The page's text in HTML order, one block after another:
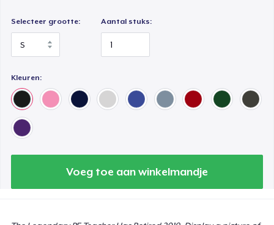
Selecteer grootte: Aantal stuks:
Kleuren:
Voeg toe aan winkelmandje
US$ 25,49
Classic Tank Top
Women's Flowy Tank Top
US$ 27,49
US$ 26,49
Premium V-Neck Tee